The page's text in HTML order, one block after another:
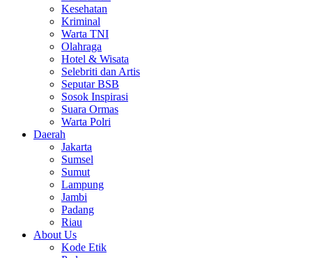
Kesehatan
Kriminal
Warta TNI
Olahraga
Hotel & Wisata
Selebriti dan Artis
Seputar BSB
Sosok Inspirasi
Suara Ormas
Warta Polri
Daerah
Jakarta
Sumsel
Sumut
Lampung
Jambi
Padang
Riau
About Us
Kode Etik